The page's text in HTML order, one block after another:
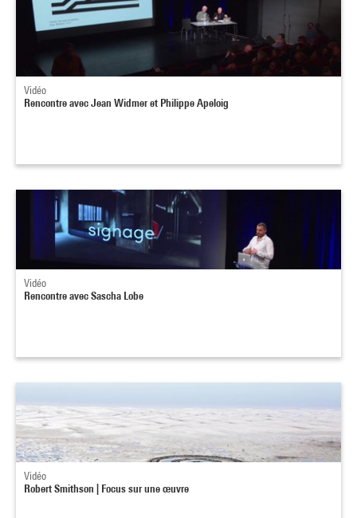
Vidéo
Rencontre avec Jean Widmer et Philippe Apeloig
Vidéo
Rencontre avec Sascha Lobe
Vidéo
Robert Smithson | Focus sur une œuvre